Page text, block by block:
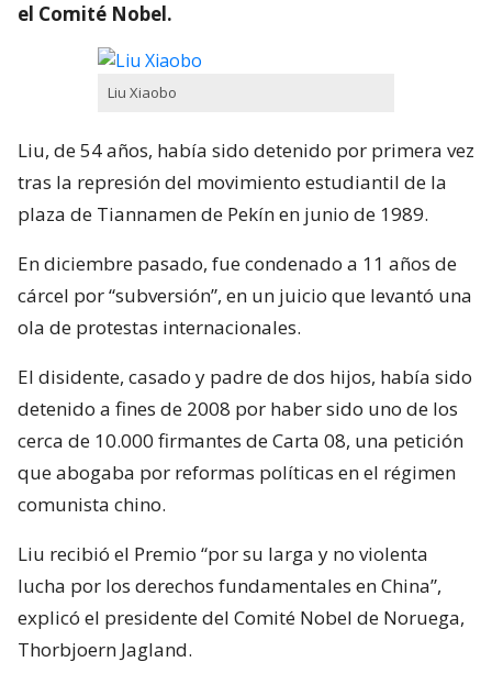
el Comité Nobel.
Liu Xiaobo
Liu, de 54 años, había sido detenido por primera vez
tras la represión del movimiento estudiantil de la
plaza de Tiannamen de Pekín en junio de 1989.
En diciembre pasado, fue condenado a 11 años de
cárcel por “subversión”, en un juicio que levantó una
ola de protestas internacionales.
El disidente, casado y padre de dos hijos, había sido
detenido a fines de 2008 por haber sido uno de los
cerca de 10.000 firmantes de Carta 08, una petición
que abogaba por reformas políticas en el régimen
comunista chino.
Liu recibió el Premio “por su larga y no violenta
lucha por los derechos fundamentales en China”,
explicó el presidente del Comité Nobel de Noruega,
Thorbjoern Jagland.